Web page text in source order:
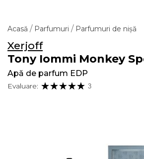
Acasă Parfumuri Parfumuri de nișă
Xerjoff
Tony Iommi Monkey
Apă de parfum EDP
Evaluare: 3